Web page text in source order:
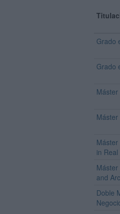
Grado
Grado
in
and
Doble